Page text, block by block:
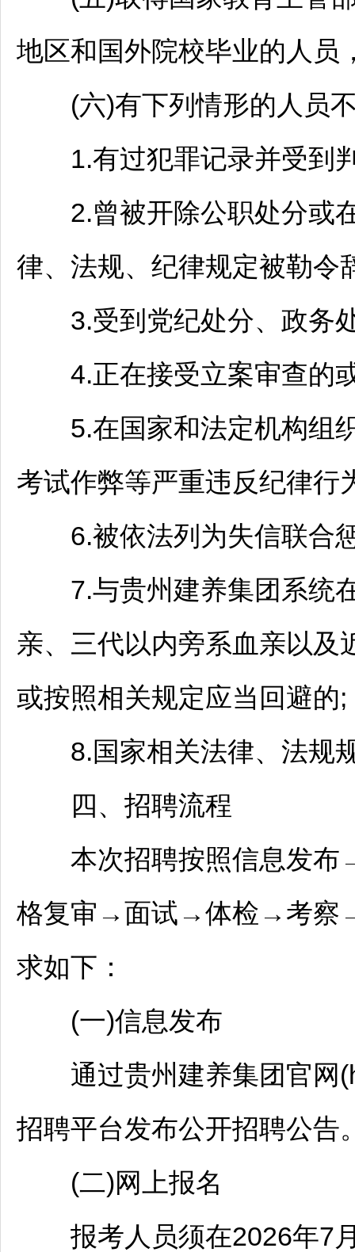
地区和国外院校毕业的人员
(六)有下列情形的人员
1.有过犯罪记录并受到判
2.曾被开除公职处分或
律、法规、纪律规定被勒令
3.受到党纪处分、政务处
4.正在接受立案审查的
5.在国家和法定机构组织
考试作弊等严重违反纪律行
6.被依法列为失信联合
7.与贵州建养集团系统在
亲、三代以内旁系血亲以及
或按照相关规定应当回避的;
8.国家相关法律、法规
四、 招聘流程
本次招聘按照信息发
格复审→面试→体检→考察
求如下：
(一)信息发布
通过贵州建养集团官网
招聘平台发布公开招聘公告
(二)网上报名
报考人员须在2026年7月